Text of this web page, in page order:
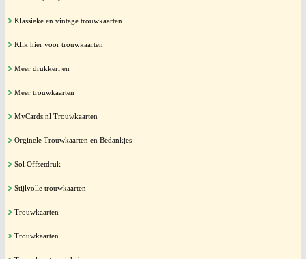
Klassieke en vintage trouwkaarten
Klik hier voor trouwkaarten
Meer drukkerijen
Meer trouwkaarten
MyCards.nl Trouwkaarten
Orginele Trouwkaarten en Bedankjes
Sol Offsetdruk
Stijlvolle trouwkaarten
Trouwkaarten
Trouwkaarten